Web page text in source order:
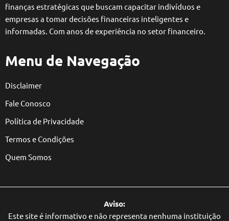
finanças estratégicas que buscam capacitar indivíduos e
empresas a tomar decisões financeiras inteligentes e
informadas. Com anos de experiência no setor financeiro.
Menu de Navegação
Disclaimer
Fale Conosco
Política de Privacidade
Termos e Condições
Quem Somos
Aviso:
Este site é informativo e não representa nenhuma instituição